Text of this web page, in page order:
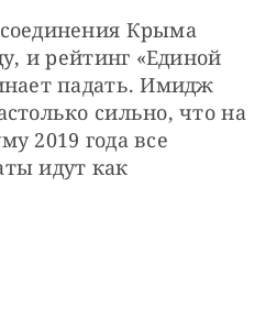
Крыма
и рейтинг «Единой
падать. Имидж
сильно, что на
2019 года все
идут как